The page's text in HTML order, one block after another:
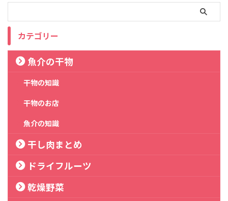
カテゴリー
魚介の干物
干物の知識
干物のお店
魚介の知識
干し肉まとめ
ドライフルーツ
乾燥野菜